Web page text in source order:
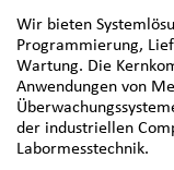
Wir bieten
Programmierung,
Wartung. Die
Anwendungen von
der industriellen
Labormesstechnik.